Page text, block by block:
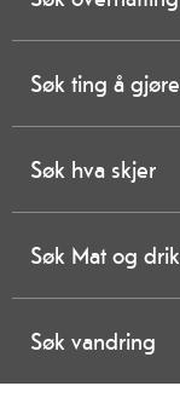
Søk ting å gjøre
Søk hva skjer
Søk Mat og
Søk vandring